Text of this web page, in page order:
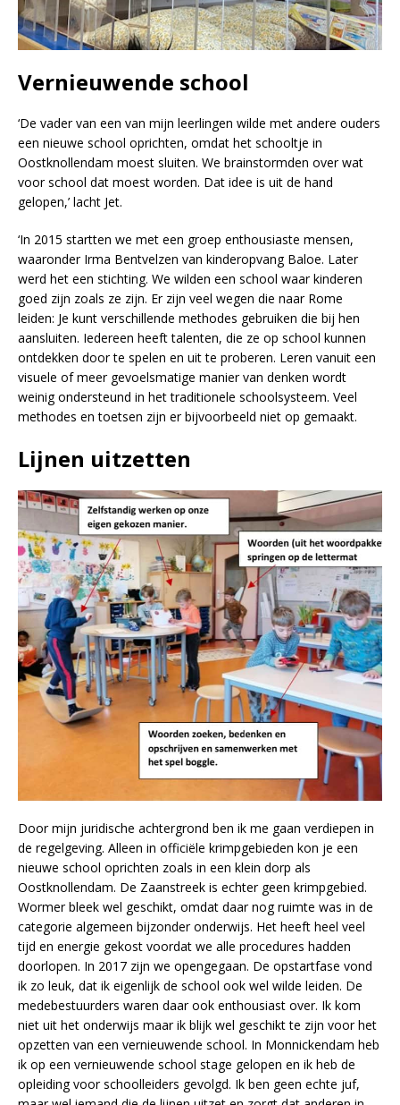
Vernieuwende school
‘De vader van een van mijn leerlingen wilde met andere ouders
een nieuwe school oprichten, omdat het schooltje in
Oostknollendam moest sluiten. We brainstormden over wat
voor school dat moest worden. Dat idee is uit de hand
gelopen,’ lacht Jet.
‘In 2015 startten we met een groep enthousiaste mensen,
waaronder Irma Bentvelzen van kinderopvang Baloe. Later
werd het een stichting. We wilden een school waar kinderen
goed zijn zoals ze zijn. Er zijn veel wegen die naar Rome
leiden: Je kunt verschillende methodes gebruiken die bij hen
aansluiten. Iedereen heeft talenten, die ze op school kunnen
ontdekken door te spelen en uit te proberen. Leren vanuit een
visuele of meer gevoelsmatige manier van denken wordt
weinig ondersteund in het traditionele schoolsysteem. Veel
methodes en toetsen zijn er bijvoorbeeld niet op gemaakt.
Lijnen uitzetten
Door mijn juridische achtergrond ben ik me gaan verdiepen in
de regelgeving. Alleen in officiële krimpgebieden kon je een
nieuwe school oprichten zoals in een klein dorp als
Oostknollendam. De Zaanstreek is echter geen krimpgebied.
Wormer bleek wel geschikt, omdat daar nog ruimte was in de
categorie algemeen bijzonder onderwijs. Het heeft heel veel
tijd en energie gekost voordat we alle procedures hadden
doorlopen. In 2017 zijn we opengegaan. De opstartfase vond
ik zo leuk, dat ik eigenlijk de school ook wel wilde leiden. De
medebestuurders waren daar ook enthousiast over. Ik kom
niet uit het onderwijs maar ik blijk wel geschikt te zijn voor het
opzetten van een vernieuwende school. In Monnickendam heb
ik op een vernieuwende school stage gelopen en ik heb de
opleiding voor schoolleiders gevolgd. Ik ben geen echte juf,